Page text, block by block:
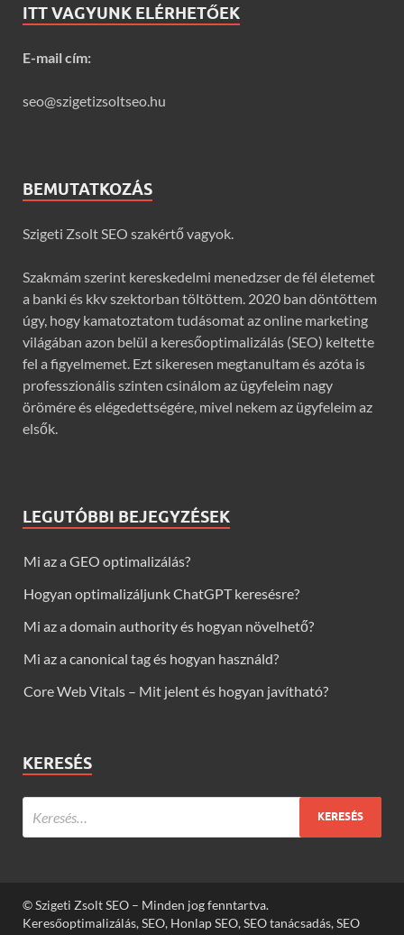
ITT VAGYUNK ELÉRHETŐEK
E-mail cím:
seo@szigetizsoltseo.hu
BEMUTATKOZÁS
Szigeti Zsolt SEO szakértő vagyok.
Szakmám szerint kereskedelmi menedzser de fél életemet
a banki és kkv szektorban töltöttem. 2020 ban döntöttem
úgy, hogy kamatoztatom tudásomat az online marketing
világában azon belül a keresőoptimalizálás (SEO) keltette
fel a figyelmemet. Ezt sikeresen megtanultam és azóta is
professzionális szinten csinálom az ügyfeleim nagy
örömére és elégedettségére, mivel nekem az ügyfeleim az
elsők.
LEGUTÓBBI BEJEGYZÉSEK
Mi az a GEO optimalizálás?
Hogyan optimalizáljunk ChatGPT keresésre?
Mi az a domain authority és hogyan növelhető?
Mi az a canonical tag és hogyan használd?
Core Web Vitals – Mit jelent és hogyan javítható?
KERESÉS
© Szigeti Zsolt SEO – Minden jog fenntartva.
Keresőoptimalizálás, SEO, Honlap SEO, SEO tanácsadás, SEO